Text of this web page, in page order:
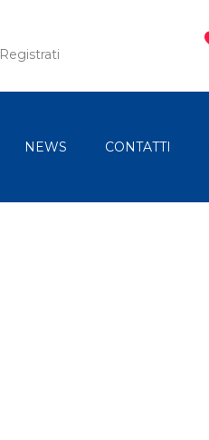
Registrati
NEWS CONTATTI